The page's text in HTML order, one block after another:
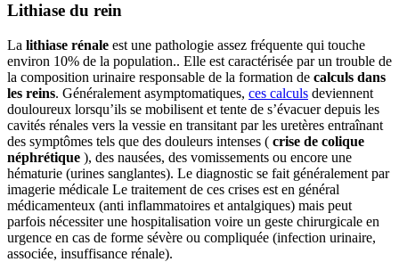
Lithiase du rein
La lithiase rénale est une pathologie assez fréquente qui touche
environ 10% de la population.. Elle est caractérisée par un trouble de
la composition urinaire responsable de la formation de calculs dans
les reins. Généralement asymptomatiques, ces calculs deviennent
douloureux lorsqu’ils se mobilisent et tente de s’évacuer depuis les
cavités rénales vers la vessie en transitant par les uretères entraînant
des symptômes tels que des douleurs intenses ( crise de colique
néphrétique ), des nausées, des vomissements ou encore une
hématurie (urines sanglantes). Le diagnostic se fait généralement par
imagerie médicale Le traitement de ces crises est en général
médicamenteux (anti inflammatoires et antalgiques) mais peut
parfois nécessiter une hospitalisation voire un geste chirurgicale en
urgence en cas de forme sévère ou compliquée (infection urinaire,
associée, insuffisance rénale).